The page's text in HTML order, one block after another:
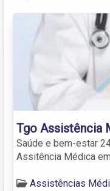
Tgo Assistência
Saúde e bem-estar
Assitência Médica
Assistências